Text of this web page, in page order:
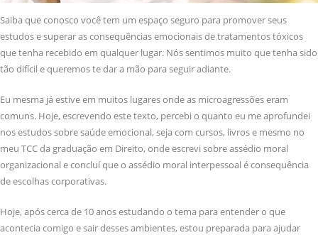
Saiba que conosco você tem um espaço seguro para promover seus
estudos e superar as consequências emocionais de tratamentos tóxicos
que tenha recebido em qualquer lugar. Nós sentimos muito que tenha sido
tão difícil e queremos te dar a mão para seguir adiante.
Eu mesma já estive em muitos lugares onde as microagressões eram
comuns. Hoje, escrevendo este texto, percebi o quanto eu me aprofundei
nos estudos sobre saúde emocional, seja com cursos, livros e mesmo no
meu TCC da graduação em Direito, onde escrevi sobre assédio moral
organizacional e concluí que o assédio moral interpessoal é consequência
de escolhas corporativas.
Hoje, após cerca de 10 anos estudando o tema para entender o que
acontecia comigo e sair desses ambientes, estou preparada para ajudar